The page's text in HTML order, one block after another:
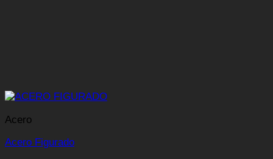
Acero
Acero Figurado